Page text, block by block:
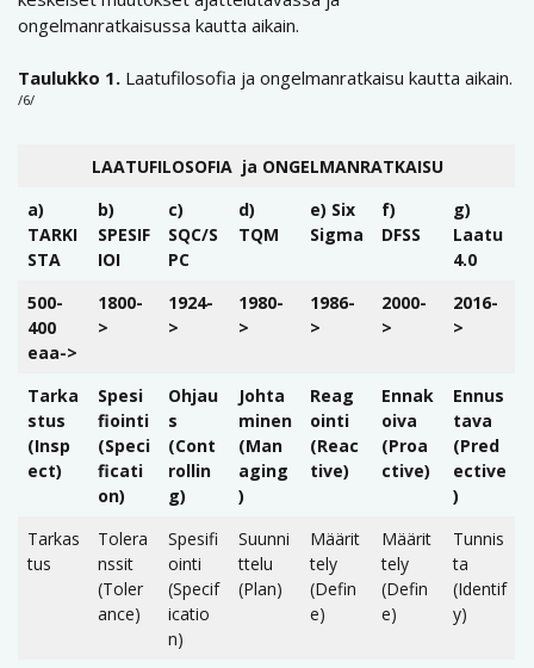
ongelmanratkaisussa kautta aikain.
Taulukko 1. Laatufilosofia ja ongelmanratkaisu kautta aikain.
/6/
LAATUFILOSOFIA ja ONGELMANRATKAISU
a)
TARKI
STA
b)
SPESIF
IOI
c)
SQC/S
PC
d)
TQM
e) Six
Sigma
f)
DFSS
g)
Laatu
4.0
500-
400
eaa->
1800-
>
1924-
>
1980-
>
1986-
>
2000-
>
2016-
>
Tarka
stus
(Insp
ect)
Spesi
fiointi
(Speci
ficati
on)
Ohjau
s
(Cont
rollin
g)
Johta
minen
(Man
aging
)
Reag
ointi
(Reac
tive)
Ennak
oiva
(Proa
ctive)
Ennus
tava
(Pred
ective
)
Tarkas
tus
Tolera
nssit
(Toler
ance)
Spesifi
ointi
(Specif
icatio
n)
Suunni
ttelu
(Plan)
Määrit
tely
(Defin
e)
Määrit
tely
(Defin
e)
Tunnis
ta
(Identif
y)